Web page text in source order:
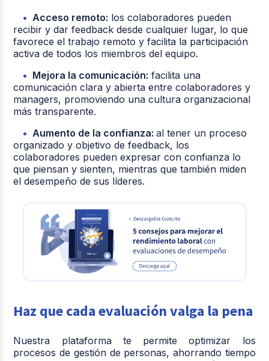
Acceso remoto: los colaboradores pueden
recibir y dar feedback desde cualquier lugar, lo que
favorece el trabajo remoto y facilita la participación
activa de todos los miembros del equipo.
Mejora la comunicación: facilita una
comunicación clara y abierta entre colaboradores y
managers, promoviendo una cultura organizacional
más transparente.
Aumento de la confianza:al tener un proceso
organizado y objetivo de feedback, los
colaboradores pueden expresar con confianza lo
que piensan y sienten, mientras que también miden
el desempeño de sus líderes.
Haz que cada evaluación valga la pena
Nuestra plataforma te permite optimizar los
procesos de gestión de personas, ahorrando tiempo